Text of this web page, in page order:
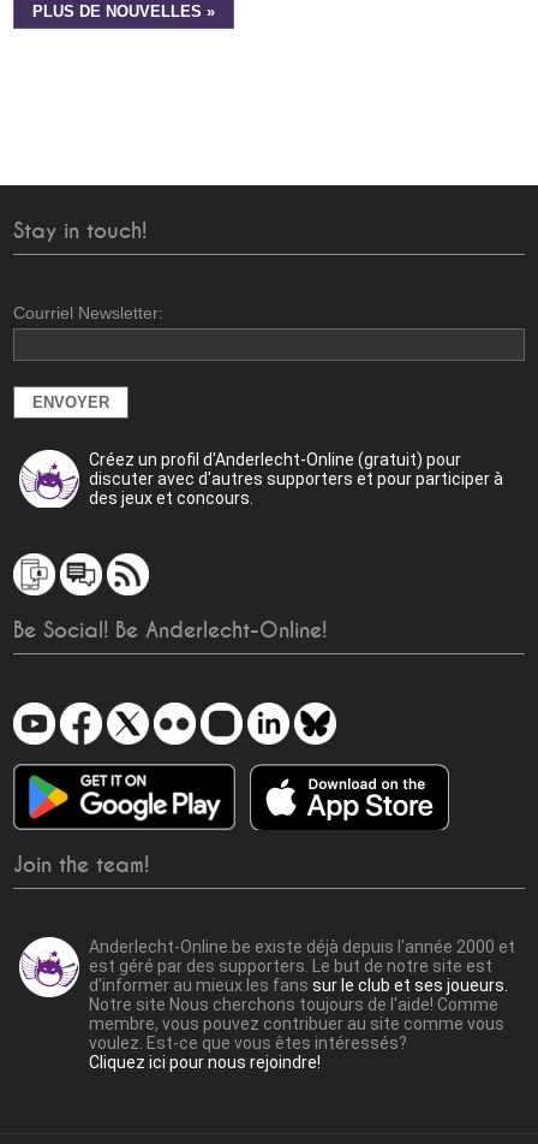
PLUS DE NOUVELLES »
Stay in touch!
Courriel Newsletter:
Créez un profil d'Anderlecht-Online (gratuit) pour
discuter avec d'autres supporters et pour participer à
des jeux et concours.
Be Social! Be Anderlecht-Online!
Join the team!
Anderlecht-Online.be existe déjà depuis l'année 2000 et
est géré par des supporters. Le but de notre site est
d'informer au mieux les fanssur le club et ses joueurs.
Notre site Nous cherchons toujours de l'aide! Comme
membre, vous pouvez contribuer au site comme vous
voulez. Est-ce que vous êtes intéressés?
Cliquez ici pour nous rejoindre!